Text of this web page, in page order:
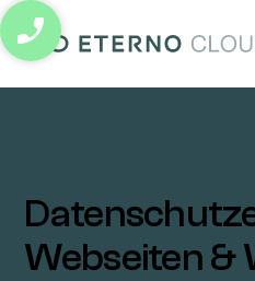
eterno cloud
Webseiten &